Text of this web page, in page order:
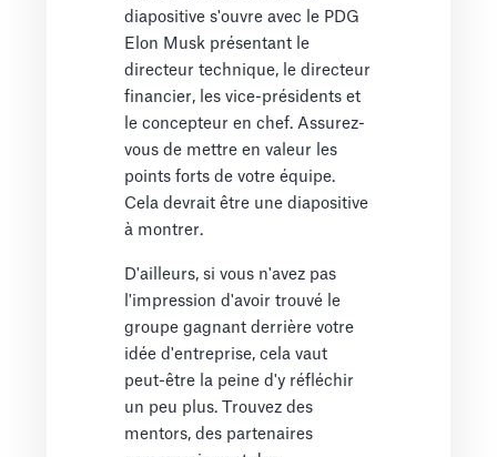
diapositive s'ouvre avec le PDG
Elon Musk présentant le
directeur technique, le directeur
financier, les vice-présidents et
le concepteur en chef. Assurez-
vous de mettre en valeur les
points forts de votre équipe.
Cela devrait être une diapositive
à montrer.
D'ailleurs, si vous n'avez pas
l'impression d'avoir trouvé le
groupe gagnant derrière votre
idée d'entreprise, cela vaut
peut-être la peine d'y réfléchir
un peu plus. Trouvez des
mentors, des partenaires